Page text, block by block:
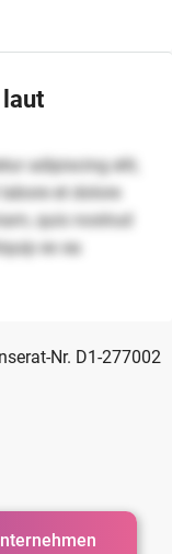
adipiscing elit,
et dolore
quis nostrud
ex ea
Nr. D1-277002